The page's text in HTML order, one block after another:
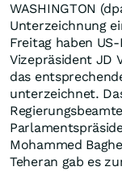
WASHINGTON
Unterzeichnung
Freitag haben
Vizepräsident JD
das
unterzeichnet.
Mohammed
Teheran gab es